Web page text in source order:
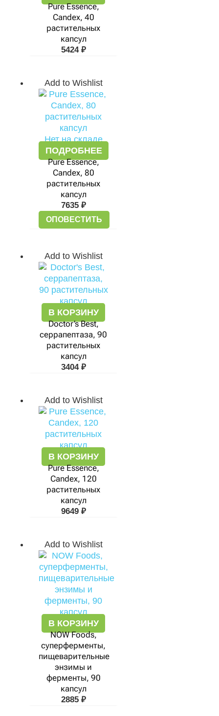
Pure Essence,
Candex, 40
растительных
капсул
5424 ₽
Add to Wishlist
Нет на складе
ПОДРОБНЕЕ
Pure Essence,
Candex, 80
растительных
капсул
7635 ₽
ОПОВЕСТИТЬ
Add to Wishlist
В КОРЗИНУ
Doctor’s Best,
серрапептаза, 90
растительных
капсул
3404 ₽
Add to Wishlist
В КОРЗИНУ
Pure Essence,
Candex, 120
растительных
капсул
9649 ₽
Add to Wishlist
В КОРЗИНУ
NOW Foods,
суперферменты,
пищеварительные
энзимы и
ферменты, 90
капсул
2885 ₽